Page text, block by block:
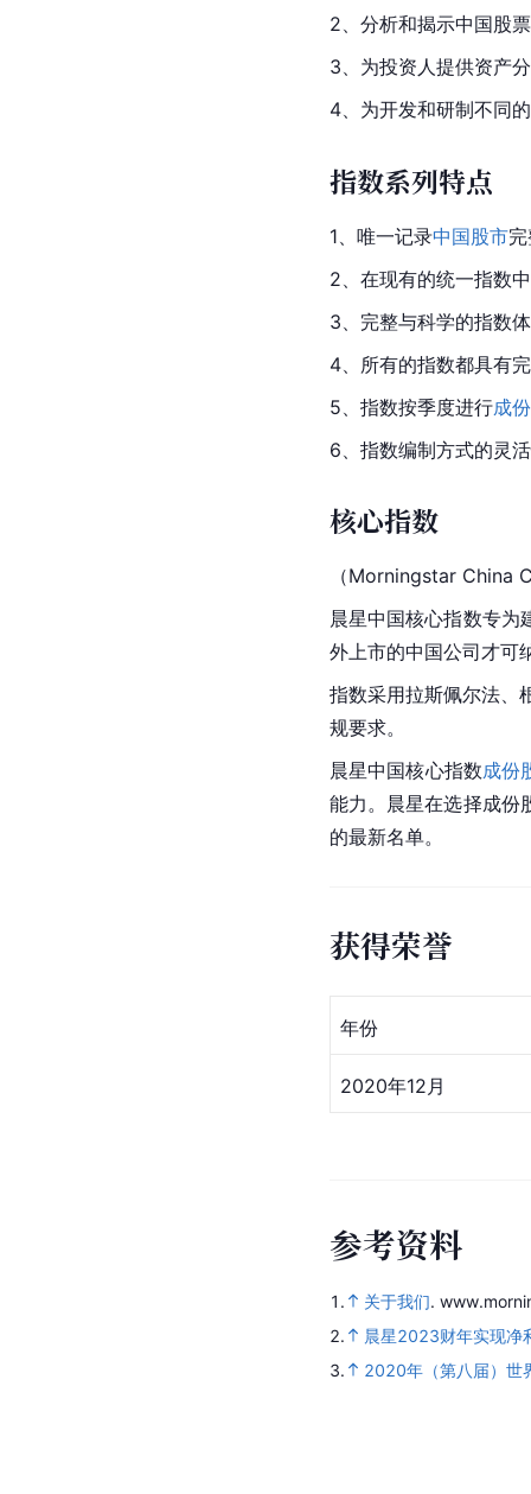
2、分析和揭示中国股
3、为投资人提供资产
4、为开发和研制不同
指数系列特点
1、唯一记录中国股市
2、在现有的统一指数
3、完整与科学的指数
4、所有的指数都具有
5、指数按季度进行成
6、指数编制方式的灵
核心指数
（Morningstar China
晨星中国核心指数专为
外上市的中国公司才可
指数采用拉斯佩尔法、
规要求。
晨星中国核心指数成份
能力。晨星在选择成份
的最新名单。
获得荣誉
年份
2020年12月
参考资料
1. 关于我们.
2.
晨星2023财年实现
3.
2020年（第八届）世